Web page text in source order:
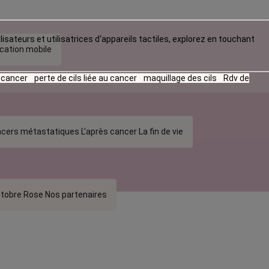
mobile
métastatiques L’après cancer La fin de vie
Rose Nos partenaires
et utilisatrices d‘appareils tactiles, explorez en touchant
perte de cils liée au cancer maquillage des cils Rdv de